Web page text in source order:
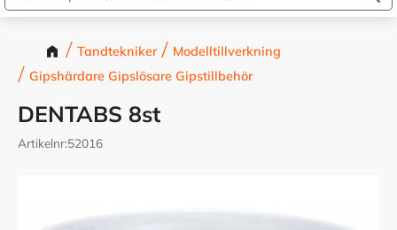
Tandtekniker
Modelltillverkning
Gipshärdare Gipslösare Gipstillbehör
DENTABS 8st
Artikelnr 52016